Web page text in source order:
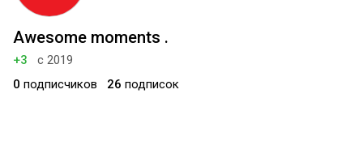
Awesome moments .
+3
с 2019
0 подписчиков 26 подписок